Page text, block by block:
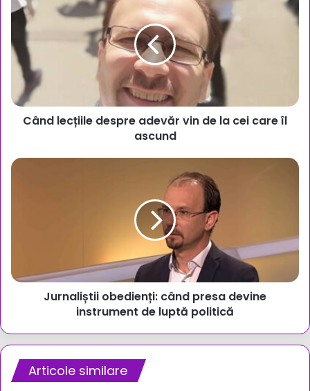
lecțiile
despre
adevăr
vin
de
cei
care
Când lecțiile despre adevăr vin de la cei care îl
ascund
Jurnaliștii
politică
Jurnaliștii obedienți: când presa devine
instrument de luptă politică
Articole similare